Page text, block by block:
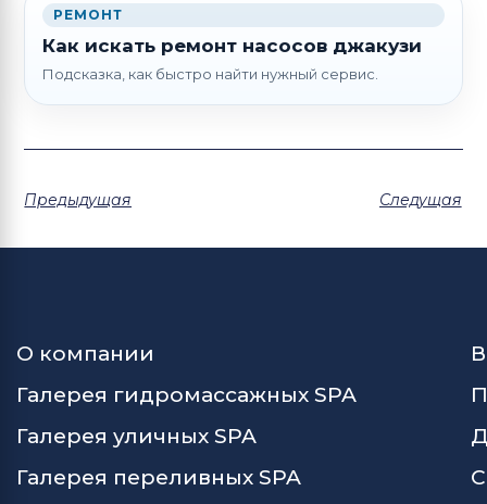
РЕМОНТ
Как искать ремонт насосов джакузи
Подсказка, как быстро найти нужный сервис.
Предыдущая Следущая
О компании
Галерея гидромассажных SPA
Галерея уличных SPA
Галерея переливных SPA